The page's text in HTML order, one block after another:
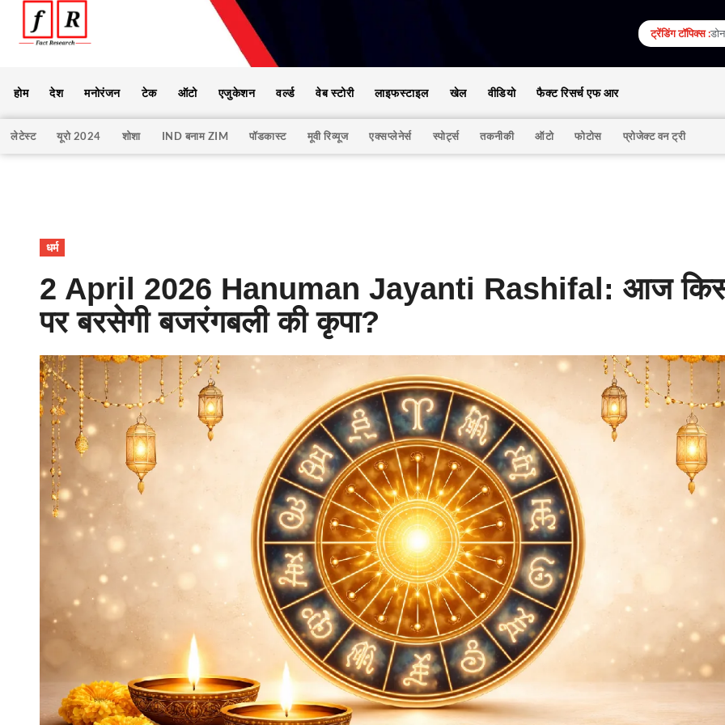
ट्रेंडिंग टॉपिक्स :
होम देश मनोरंजन टेक ऑटो एजुकेशन वर्ल्ड वेब स्टोरी लाइफस्टाइल खेल वीडियो फैक्ट रिसर्च एफ आर
लेटेस्ट यूरो 2024 शोशा IND बनाम ZIM पॉडकास्ट मूवी रिव्यूज एक्सप्लेनेर्स स्पोर्ट्स तकनीकी ऑटो फोटोस प्रोजेक्ट वन ट्री
धर्म
2 April 2026 Hanuman Jayanti Rashifal: आज किस
पर बरसेगी बजरंगबली की कृपा?